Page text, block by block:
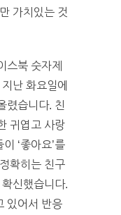
가치있는 것
스북 숫자제
난 화요일에
렸습니다. 친
귀엽고 사랑
‘좋아요’를
확히는 친구
확신했습니다.
있어서 반응